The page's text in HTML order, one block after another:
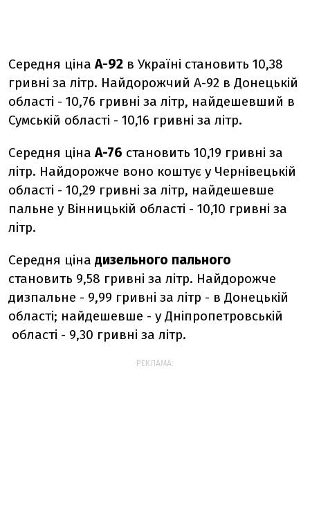
Середня цінаА-92 в Україні становить 10,38
гривні за літр. Найдорожчий А-92 в Донецькій
області - 10,76 гривні за літр, найдешевший в
Сумській області - 10,16 гривні за літр.
Середня цінаА-76 становить 10,19 гривні за
літр. Найдорожче воно коштує у Чернівецькій
області - 10,29 гривні за літр, найдешевше
пальне у Вінницькій області - 10,10 гривні за
літр.
Середня ціна дизельного пального
становить 9,58 гривні за літр. Найдорожче
дизпальне - 9,99 гривні за літр - в Донецькій
області; найдешевше - у Дніпропетровській
області - 9,30 гривні за літр.
РЕКЛАМА: